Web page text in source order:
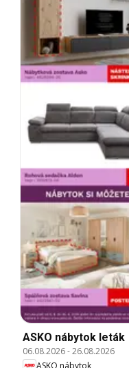
ASKO nábytok leták
06.08.2026-26.08.2026